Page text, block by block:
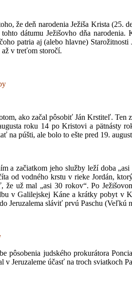
že deň narodenia Ježiša Krista (25.
dátumu Ježišovho dňa narodenia.
patria aj (alebo hlavne)
v treťom storočí.
ako začal pôsobiť Ján Krstiteľ. Ten
roku 14 po Kristovi a pätnásty
na púšti, ale bolo to ešte pred 19.
a začiatkom jeho služby leží doba
od vodného krstu v rieke Jordán,
že už mal „asi 30 rokov“. Po
v Galilejskej Káne a krátky pobyt v
Jeruzalema sláviť prvú Paschu
pôsobenia judského prokurátora
v Jeruzaleme účasť na troch sviatkoch